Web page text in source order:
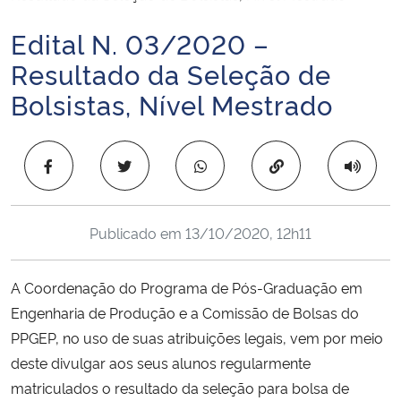
Ministério da Infraestrutura
Ministério da Agricultura, Pecuária e Abastecimento
Ministério da Educação
Ministério de Minas e Energia
Ministério da Ciência, Tecnologia, Inovações e Comunicações
Ministério do Meio Ambiente
Início do conteúdo
Edital N. 03/2020 –
Resultado da Seleção de
Bolsistas, Nível Mestrado
Copiar para área
Publicado em 13/10/2020, 12h11
A Coordenação do Programa de Pós-Graduação em
Engenharia de Produção e a Comissão de Bolsas do
PPGEP, no uso de suas atribuições legais, vem por meio
deste divulgar aos seus alunos regularmente
matriculados o resultado da seleção para bolsa de